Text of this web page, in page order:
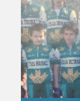
Bazkide
interes
bazkideen
duten interes
dezakezun